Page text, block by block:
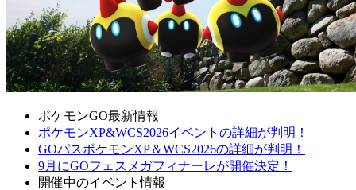
ポケモンGO最新情報
ポケモンXP&WCS2026イベントの詳細が判明！
GOパスポケモンXP＆WCS2026の詳細が判明！
9月にGOフェスメガフィナーレが開催決定！
開催中のイベント情報